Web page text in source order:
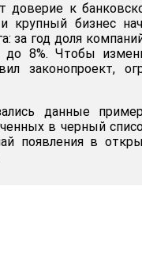
доверие к
крупный бизнес
за год доля
до 8%. Чтобы
законопроект,
данные
в черный
появления в